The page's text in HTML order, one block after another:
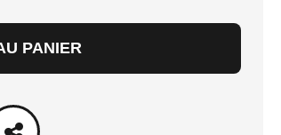
PANIER